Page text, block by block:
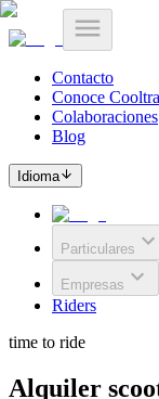
Contacto
Conoce Cooltra
Colaboraciones
Blog
Idioma
Particulares
Empresas
Riders
time to ride
Alquiler